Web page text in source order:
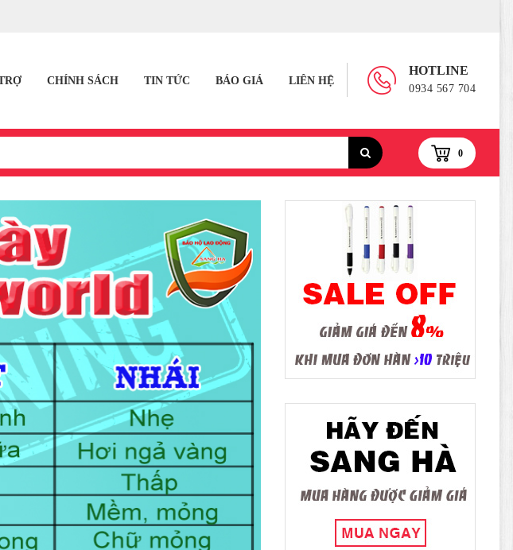
HOTLINE
0934 567 704
CHÍNH SÁCH TIN TỨC BÁO GIÁ LIÊN HỆ
0